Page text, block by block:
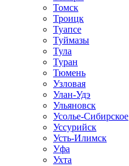
Томск
Троицк
Туапсе
Туймазы
Тула
Туран
Тюмень
Узловая
Улан-Удэ
Ульяновск
Усолье-Сибирское
Уссурийск
Усть-Илимск
Уфа
Ухта